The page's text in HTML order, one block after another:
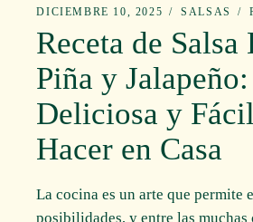
DICIEMBRE 10, 2025 SALSAS
Receta de Salsa
Piña y Jalapeño:
Deliciosa y
Hacer en Casa
La cocina es un arte que permite
posibilidades, y entre las muchas